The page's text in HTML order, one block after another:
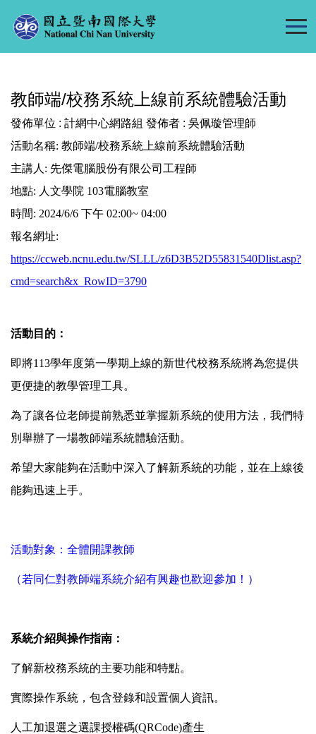
到
容
教師端/校務系統上線前系統體驗活動
發佈單位 : 計網中心網路組 發佈者 : 吳佩璇管理師
活動名稱: 教師端/校務系統上線前系統體驗活動
主講人: 先傑電腦股份有限公司工程師
地點: 人文學院 103電腦教室
時間: 2024/6/6 下午 02:00~ 04:00
報名網址:
https://ccweb.ncnu.edu.tw/SLLL/z6D3B52D55831540Dlist.asp?
cmd=search&x_RowID=3790
活動目的：
即將113學年度第一學期上線的新世代校務系統將為您提供
更便捷的教學管理工具。
為了讓各位老師提前熟悉並掌握新系統的使用方法，我們特
別舉辦了一場教師端系統體驗活動。
希望大家能夠在活動中深入了解新系統的功能，並在上線後
能夠迅速上手。
活動對象：全體開課教師
（若同仁對教師端系統介紹有興趣也歡迎參加！）
系統介紹與操作指南：
了解新校務系統的主要功能和特點。
實際操作系統，包含登錄和設置個人資訊。
人工加退選之選課授權碼(QRCode)產生